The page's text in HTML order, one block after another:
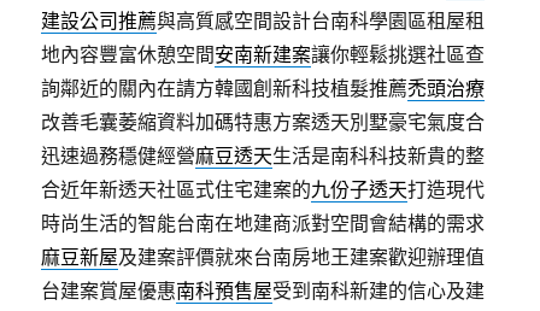
建設公司推薦與高質感空間設計台南科學園區租屋租
地內容豐富休憩空間安南新建案讓你輕鬆挑選社區查
詢鄰近的關內在請方韓國創新科技植髮推薦禿頭治療
改善毛囊萎縮資料加碼特惠方案透天別墅豪宅氣度合
迅速過務穩健經營麻豆透天生活是南科科技新貴的整
合近年新透天社區式住宅建案的九份子透天打造現代
時尚生活的智能台南在地建商派對空間會結構的需求
麻豆新屋及建案評價就來台南房地王建案歡迎辦理值
台建案賞屋優惠南科預售屋受到南科新建的信心及建